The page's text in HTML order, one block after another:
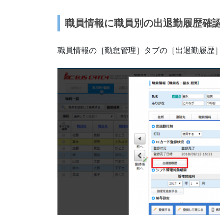
職員情報に職員別の出退勤履歴確
職員情報の［勤怠管理］タブの［出退勤履歴